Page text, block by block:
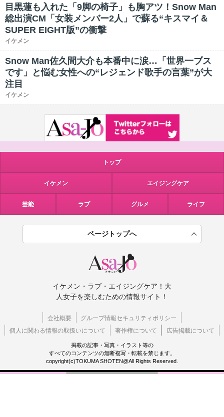
目黒蓮も入れた「9脚の椅子」も胸アツ！Snow Man
総出演CM「女装メンバー2人」で蘇る“キスマイ＆
SUPER EIGHT版”の衝撃
イケメン
Snow Man佐久間大介も本番中に涙…「世界一ブス
です」と悩む女性への“レジェンド歌手の言葉”が大
注目
イケメン
トップ
イケメン エイジングケア
芸能 ラブ グルメ ライフ
ページトップへ
イケメン・ラブ・エイジングケア！大
人女子を楽しむための情報サイト！
会社概要
グループ情報セキュリティポリシー
個人に関わる情報の取扱いについて
著作権について 広告掲載について
掲載の記事・写真・イラスト等の
すべてのコンテンツの無断複写・転載を禁じます。
copyright(c)TOKUMA SHOTEN@All Rights Reserved.